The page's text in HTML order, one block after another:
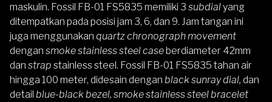
maskulin. Fossil FB-01 FS5835 memiliki 3 subdialyang
ditempatkan pada posisi jam 3, 6, dan 9. Jam tangan ini
juga menggunakan quartz chronograph movement
dengan smoke stainless steel caseberdiameter 42mm
dan strap stainless steel. Fossil FB-01 FS5835 tahan air
hingga 100 meter, didesain dengan black sunray dial, dan
detail blue-black bezel, smoke stainless steel bracelet